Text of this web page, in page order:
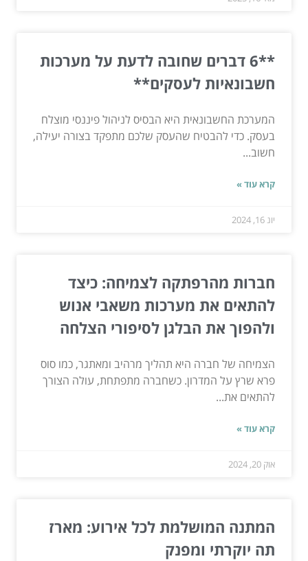
**6 דברים שחובה לדעת על מערכות
חשבונאיות לעסקים**
המערכת החשבונאית היא הבסיס לניהול פיננסי מוצלח
בעסק. כדי להבטיח שהעסק שלכם מתפקד בצורה יעילה,
חשוב...
קרא עוד »
יונ 16, 2024
חברות מהרפתקה לצמיחה: כיצד
להתאים את מערכות משאבי אנוש
ולהפוך את הבלגן לסיפורי הצלחה
הצמיחה של חברה היא תהליך מרהיב ומאתגר, כמו סוס
פרא שרץ על המדרון. כשחברה מתפתחת, עולה הצורך
להתאים את...
קרא עוד »
אוק 20, 2024
המתנה המושלמת לכל אירוע: מארז
תה יוקרתי ומפנק